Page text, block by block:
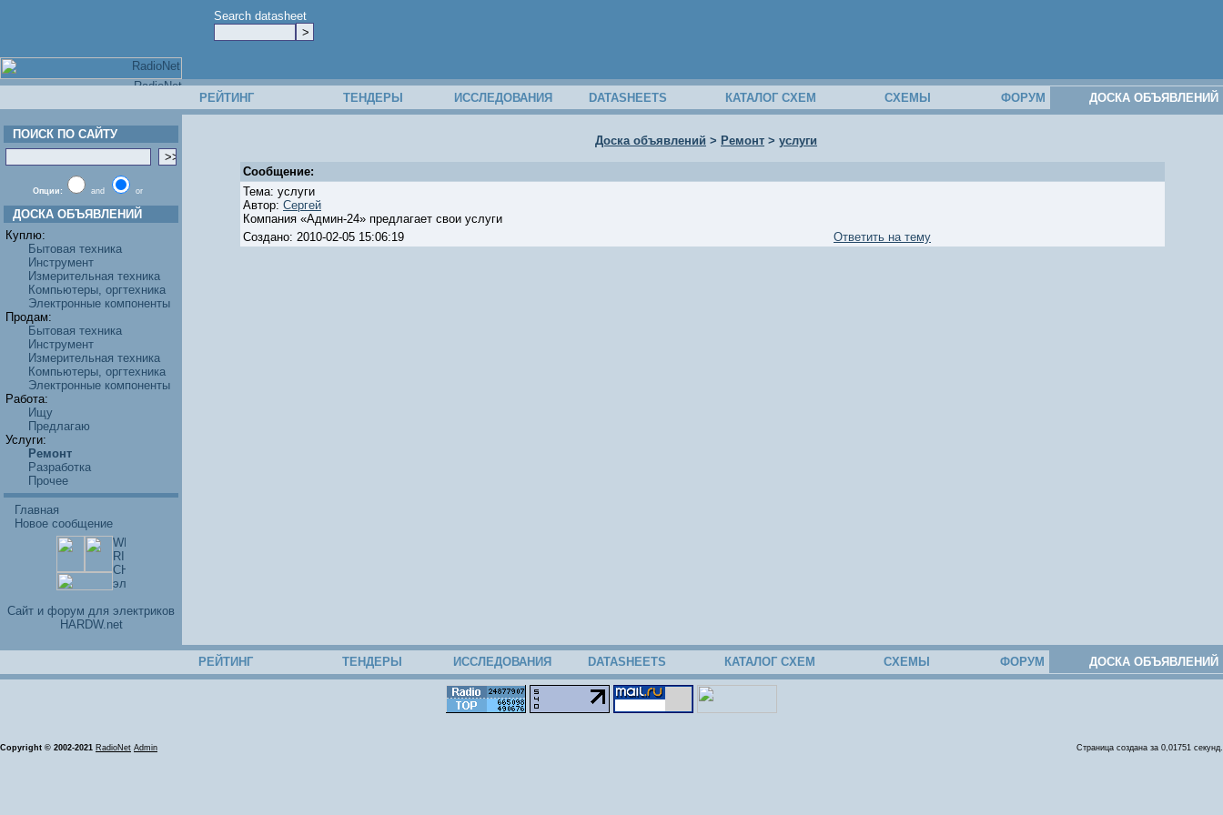
Search datasheet
РЕЙТИНГ ТЕНДЕРЫ ИССЛЕДОВАНИЯ DATASHEETS КАТАЛОГ СХЕМ СХЕМЫ ФОРУМ ДОСКА ОБЪЯВЛЕНИЙ
ПОИСК ПО САЙТУ
Опции: and or
ДОСКА ОБЪЯВЛЕНИЙ
Куплю:
Бытовая техника
Инструмент
Измерительная техника
Компьютеры, оргтехника
Электронные компоненты
Продам:
Бытовая техника
Инструмент
Измерительная техника
Компьютеры, оргтехника
Электронные компоненты
Работа:
Ищу
Предлагаю
Услуги:
Ремонт
Разработка
Прочее
Главная
Новое сообщение
Cайт и форум для электриков
HARDW.net
Доска объявлений > Ремонт > услуги
Сообщение:
Тема: услуги
Автор: Сергей
Компания «Админ-24» предлагает свои услуги
Создано: 2010-02-05 15:06:19
Ответить на тему
РЕЙТИНГ ТЕНДЕРЫ ИССЛЕДОВАНИЯ DATASHEETS КАТАЛОГ СХЕМ СХЕМЫ ФОРУМ ДОСКА ОБЪЯВЛЕНИЙ
Copyright © 2002-2021 RadioNet Admin Страница создана за 0,01751 секунд.